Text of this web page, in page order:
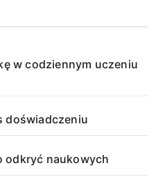
w codziennym uczeniu
doświadczeniu
odkryć naukowych